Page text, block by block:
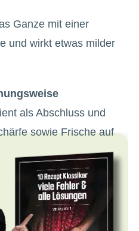
Ganze mit einer
und wirkt etwas milder
als Abschluss und
sowie Frische auf